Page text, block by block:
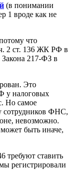
(в понимании
1 вроде как не
что
2 ст. 136 ЖК РФ в
217-ФЗ в
Это
у налоговых
Но самое
сотрудников ФНС,
невозможно.
быть иначе,
ставить
регистрировали